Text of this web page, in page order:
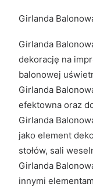
Girlanda
Girlanda
dekorację na
balonowej
Girlanda
efektowna oraz
Girlanda
jako element
stołów, sali
Girlanda
innymi